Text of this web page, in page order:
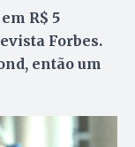
R$ 5
Forbes.
então um